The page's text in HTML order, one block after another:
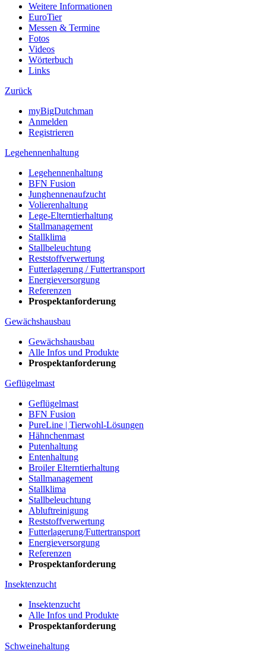
Weitere Informationen
EuroTier
Messen & Termine
Fotos
Videos
Wörterbuch
Links
Zurück
myBigDutchman
Anmelden
Registrieren
Legehennenhaltung
Legehennenhaltung
BFN Fusion
Junghennenaufzucht
Volierenhaltung
Lege-Elterntierhaltung
Stallmanagement
Stallklima
Stallbeleuchtung
Reststoffverwertung
Futterlagerung / Futtertransport
Energieversorgung
Referenzen
Prospektanforderung
Gewächshausbau
Gewächshausbau
Alle Infos und Produkte
Prospektanforderung
Geflügelmast
Geflügelmast
BFN Fusion
PureLine | Tierwohl-Lösungen
Hähnchenmast
Putenhaltung
Entenhaltung
Broiler Elterntierhaltung
Stallmanagement
Stallklima
Stallbeleuchtung
Abluftreinigung
Reststoffverwertung
Futterlagerung/Futtertransport
Energieversorgung
Referenzen
Prospektanforderung
Insektenzucht
Insektenzucht
Alle Infos und Produkte
Prospektanforderung
Schweinehaltung